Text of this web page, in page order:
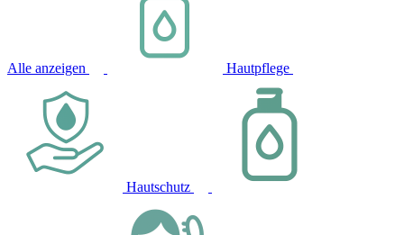
Alle anzeigen Hautpflege
Hautschutz